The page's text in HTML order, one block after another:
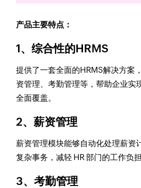
产品主要特点：
1、综合性的HRMS
提供了一套全面的HRMS解决方案
资管理、考勤管理等，帮助企业实
全面覆盖。
2、薪资管理
薪资管理模块能够自动化处理薪资
复杂事务，减轻 HR 部门的工作负担
3、考勤管理